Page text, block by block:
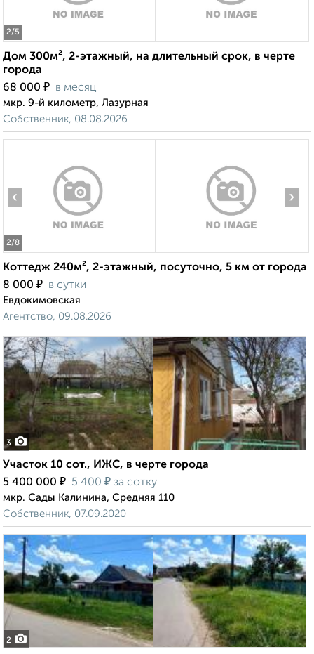
2/5
Дом 300м², 2-этажный, на длительный срок, в черте
города
68 000 ₽ в месяц
мкр. 9-й километр, Лазурная
Собственник, 08.08.2026
2/8
‹ ›
Коттедж 240м², 2-этажный, посуточно, 5 км от города
8 000 ₽ в сутки
Евдокимовская
Агентство, 09.08.2026
3
Участок 10 сот., ИЖС, в черте города
5 400 000 ₽ 5 400 ₽ за сотку
мкр. Сады Калинина, Средняя 110
Собственник, 07.09.2020
2